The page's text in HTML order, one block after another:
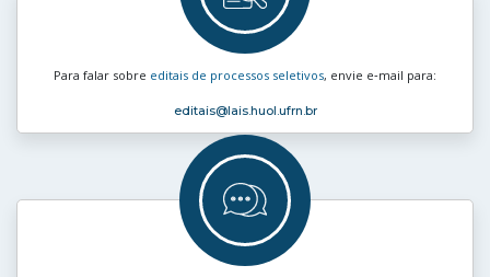
Para falar sobre editais de processos seletivos, envie e‑mail para:
editais@lais.huol.ufrn.br